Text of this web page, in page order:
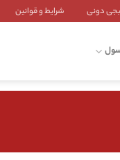
دونی شرایط و قوانین